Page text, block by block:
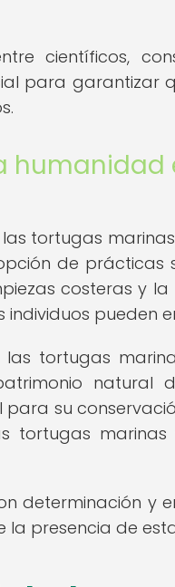
científicos,
para garantizar
tortugas
de prácticas
costeras y
individuos pueden
tortugas
natural
su
tortugas
determinación y
presencia de